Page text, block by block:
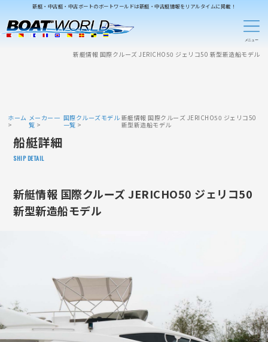
新艇・中古艇・中古ボートのボートワールドは新艇・中古艇情報をリアルタイムに掲載！
新艇情報 国際クルーズ JERICHO50 ジェリコ50 新型新造船モデル
ホーム メーカー一
覧
国際クルーズモデル
一覧
新艇情報 国際クルーズ JERICHO50 ジェリコ50
新型新造船モデル
船艇詳細
SHIP DETAIL
新艇情報 国際クルーズ JERICHO50 ジェリコ50
新型新造船モデル